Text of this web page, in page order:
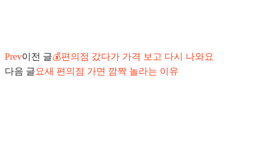
Prev이전 글💰편의점 갔다가 가격 보고 다시 나와요
다음 글요새 편의점 가면 깜짝 놀라는 이유